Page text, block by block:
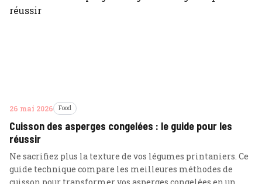
26 mai 2026 Food
Cuisson des asperges congelées : le guide pour les
réussir
Ne sacrifiez plus la texture de vos légumes printaniers. Ce
guide technique compare les meilleures méthodes de